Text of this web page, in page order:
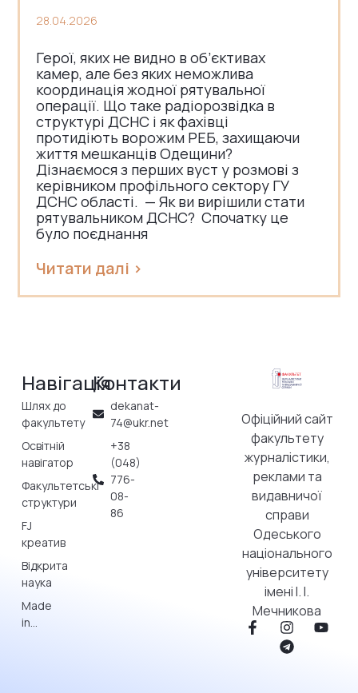
28.04.2026
Герої, яких не видно в об’єктивах
камер, але без яких неможлива
координація жодної рятувальної
операції. Що таке радіорозвідка в
структурі ДСНС і як фахівці
протидіють ворожим РЕБ, захищаючи
життя мешканців Одещини?
Дізнаємося з перших вуст у розмові з
керівником профільного сектору ГУ
ДСНС області. — Як ви вирішили стати
рятувальником ДСНС? Спочатку це
було поєднання
Читати далі >
Офіційний сайт
факультету
журналістики,
реклами та
видавничої
справи
Одеського
національного
університету
імені І. І.
Мечникова
Навігація
Шлях до
факультету
Освітній
навігатор
Факультетські
структури
FJ
креатив
Відкрита
наука
Made
in…
Контакти
dekanat-
74@ukr.net
+38
(048)
776-
08-
86